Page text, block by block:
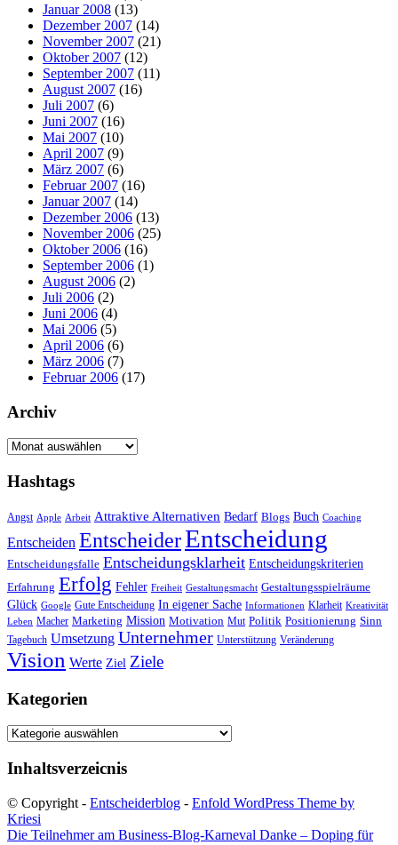
Januar 2008 (13)
Dezember 2007 (14)
November 2007 (21)
Oktober 2007 (12)
September 2007 (11)
August 2007 (16)
Juli 2007 (6)
Juni 2007 (16)
Mai 2007 (10)
April 2007 (9)
März 2007 (6)
Februar 2007 (16)
Januar 2007 (14)
Dezember 2006 (13)
November 2006 (25)
Oktober 2006 (16)
September 2006 (1)
August 2006 (2)
Juli 2006 (2)
Juni 2006 (4)
Mai 2006 (5)
April 2006 (6)
März 2006 (7)
Februar 2006 (17)
Archiv
Archiv
Hashtags
Angst Apple Arbeit Attraktive Alternativen Bedarf Blogs Buch Coaching
Entscheiden EntscheiderEntscheidung
Entscheidungsfalle Entscheidungsklarheit Entscheidungskriterien
Erfahrung Erfolg Fehler Freiheit Gestaltungsmacht Gestaltungsspielräume
Glück Google Gute Entscheidung In eigener Sache Informationen Klarheit Kreativität
Leben Macher Marketing Mission Motivation Mut Politik Positionierung Sinn
Tagebuch Umsetzung Unternehmer Unterstützung Veränderung
Vision Werte Ziel Ziele
Kategorien
Kategorien
Inhaltsverzeicnis
© Copyright - Entscheiderblog - Enfold WordPress Theme by
Kriesi
Die Teilnehmer am Business-Blog-Karneval Danke – Doping für